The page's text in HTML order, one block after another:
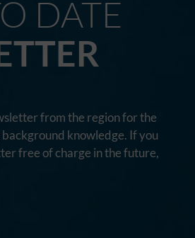
DATE
from the region for the
knowledge. If you
free of charge in the future,